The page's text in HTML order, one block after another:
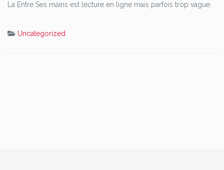
La Entre Ses mains est lecture en ligne mais parfois trop vague.
Uncategorized